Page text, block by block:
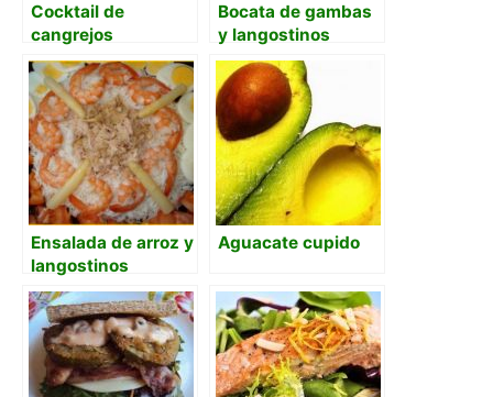
Cocktail de
cangrejos
Bocata de gambas
y langostinos
marinados con
mayonesa de
wasabi
Ensalada de arroz y
langostinos
Aguacate cupido